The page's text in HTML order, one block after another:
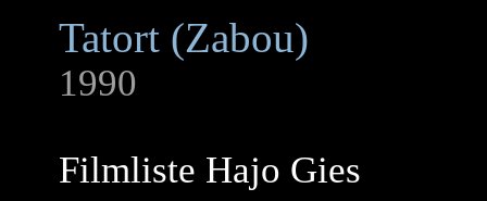
Tatort (Zabou)
1990
Filmliste Hajo Gies